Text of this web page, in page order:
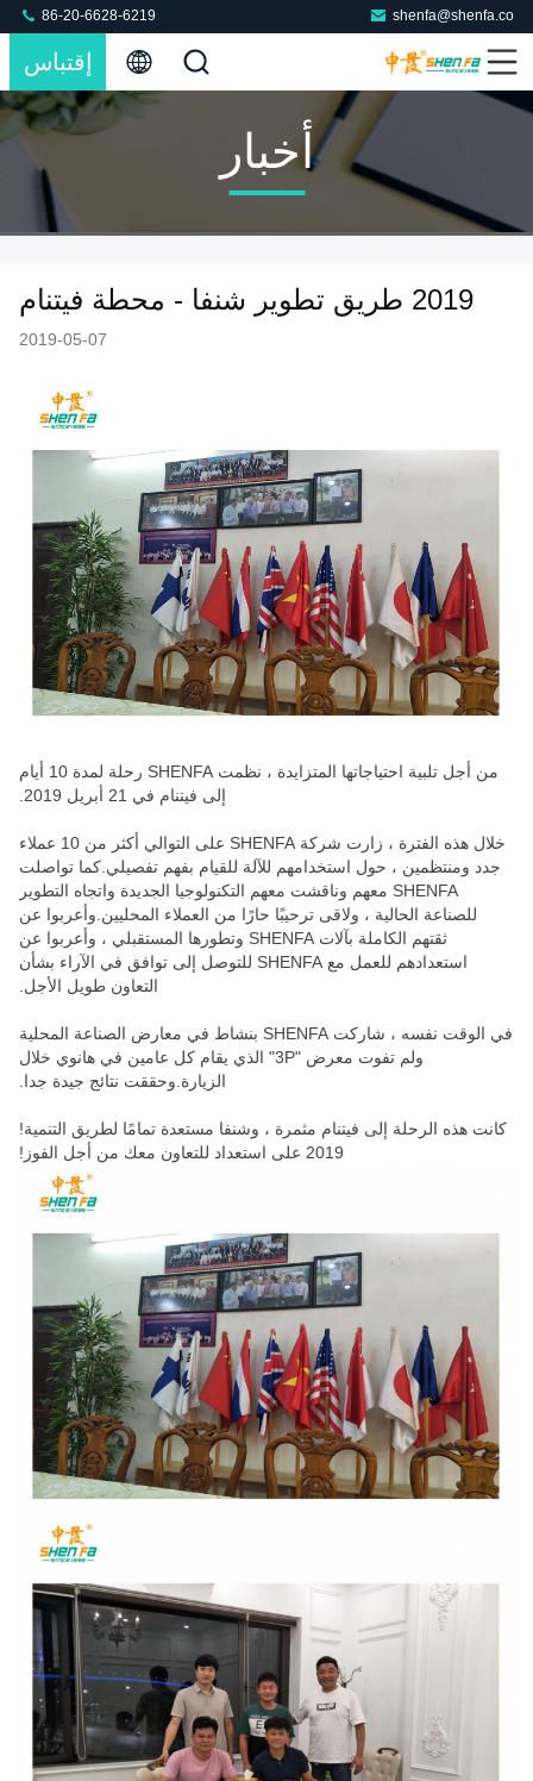
shenfa@shenfa.co
86-20-6628-6219
إقتباس
أخبار
2019 طريق تطوير شنفا - محطة فيتنام
2019-05-07
من أجل تلبية احتياجاتها المتزايدة ، نظمت SHENFA رحلة لمدة 10 أيام
إلى فيتنام في 21 أبريل 2019.
خلال هذه الفترة ، زارت شركة SHENFA على التوالي أكثر من 10 عملاء
جدد ومنتظمين ، حول استخدامهم للآلة للقيام بفهم تفصيلي.كما تواصلت
SHENFA معهم وناقشت معهم التكنولوجيا الجديدة واتجاه التطوير
للصناعة الحالية ، ولاقى ترحيبًا حارًا من العملاء المحليين.وأعربوا عن
ثقتهم الكاملة بآلات SHENFA وتطورها المستقبلي ، وأعربوا عن
استعدادهم للعمل مع SHENFA للتوصل إلى توافق في الآراء بشأن
التعاون طويل الأجل.
في الوقت نفسه ، شاركت SHENFA بنشاط في معارض الصناعة المحلية
ولم تفوت معرض "3P" الذي يقام كل عامين في هانوي خلال
الزيارة.وحققت نتائج جيدة جدا.
كانت هذه الرحلة إلى فيتنام مثمرة ، وشنفا مستعدة تمامًا لطريق التنمية!
2019 على استعداد للتعاون معك من أجل الفوز!